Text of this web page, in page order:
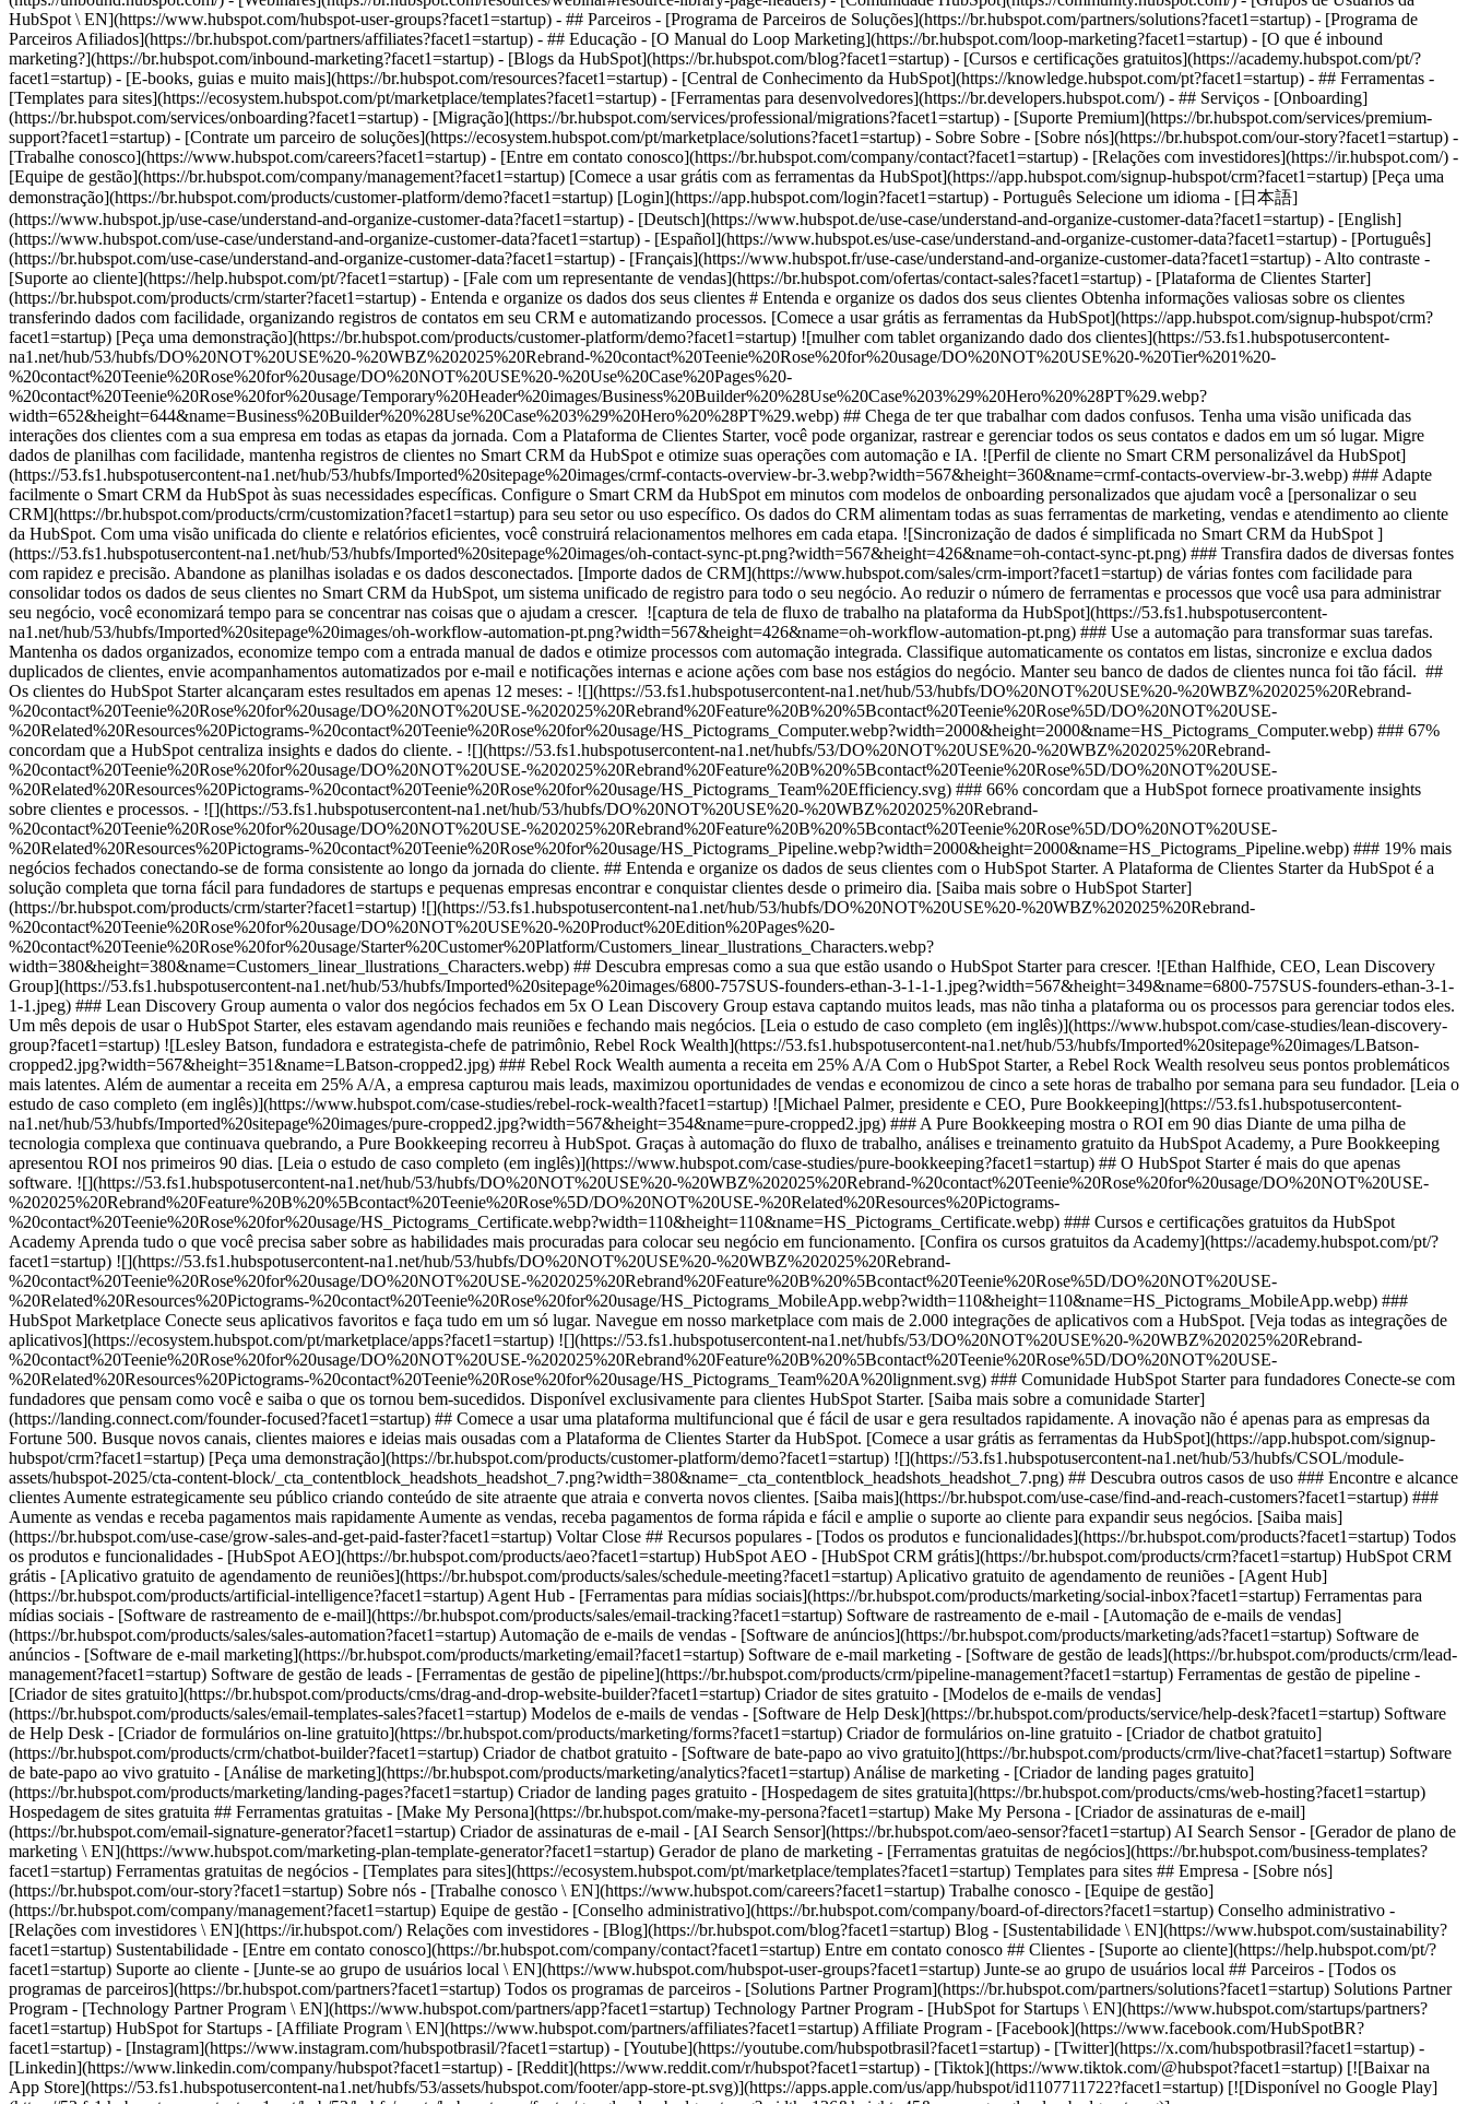
- [Plataforma de Clientes Starter](https://br.hubspot.com/products/crm/starter?facet1=startup) - Entenda e organize os dados dos seus clientes # Entenda e organize os dados dos seus clientes Obtenha informações valiosas sobre os clientes transferindo dados com facilidade, organizando registros de contatos em seu CRM e automatizando processos. [Comece a usar grátis as ferramentas da HubSpot](https://app.hubspot.com/signup-hubspot/crm?facet1=startup) [Peça uma demonstração](https://br.hubspot.com/products/customer-platform/demo?facet1=startup) ![mulher com tablet organizando dado dos clientes](https://53.fs1.hubspotusercontent-na1.net/hub/53/hubfs/DO%20NOT%20USE%20-%20WBZ%202025%20Rebrand-%20contact%20Teenie%20Rose%20for%20usage/DO%20NOT%20USE%20-%20Tier%201%20-%20contact%20Teenie%20Rose%20for%20usage/DO%20NOT%20USE%20-%20Use%20Case%20Pages%20-%20contact%20Teenie%20Rose%20for%20usage/Temporary%20Header%20images/Business%20Builder%20%28Use%20Case%203%29%20Hero%20%28PT%29.webp?width=652&height=644&name=Business%20Builder%20%28Use%20Case%203%29%20Hero%20%28PT%29.webp) ## Chega de ter que trabalhar com dados confusos. Tenha uma visão unificada das interações dos clientes com a sua empresa em todas as etapas da jornada. Com a Plataforma de Clientes Starter, você pode organizar, rastrear e gerenciar todos os seus contatos e dados em um só lugar. Migre dados de planilhas com facilidade, mantenha registros de clientes no Smart CRM da HubSpot e otimize suas operações com automação e IA. ![Perfil de cliente no Smart CRM personalizável da HubSpot](https://53.fs1.hubspotusercontent-na1.net/hub/53/hubfs/Imported%20sitepage%20images/crmf-contacts-overview-br-3.webp?width=567&height=360&name=crmf-contacts-overview-br-3.webp) ### Adapte facilmente o Smart CRM da HubSpot às suas necessidades específicas. Configure o Smart CRM da HubSpot em minutos com modelos de onboarding personalizados que ajudam você a [personalizar o seu CRM](https://br.hubspot.com/products/crm/customization?facet1=startup) para seu setor ou uso específico. Os dados do CRM alimentam todas as suas ferramentas de marketing, vendas e atendimento ao cliente da HubSpot. Com uma visão unificada do cliente e relatórios eficientes, você construirá relacionamentos melhores em cada etapa. ![Sincronização de dados é simplificada no Smart CRM da HubSpot ](https://53.fs1.hubspotusercontent-na1.net/hub/53/hubfs/Imported%20sitepage%20images/oh-contact-sync-pt.png?width=567&height=426&name=oh-contact-sync-pt.png) ### Transfira dados de diversas fontes com rapidez e precisão. Abandone as planilhas isoladas e os dados desconectados. [Importe dados de CRM](https://www.hubspot.com/sales/crm-import?facet1=startup) de várias fontes com facilidade para consolidar todos os dados de seus clientes no Smart CRM da HubSpot, um sistema unificado de registro para todo o seu negócio. Ao reduzir o número de ferramentas e processos que você usa para administrar seu negócio, você economizará tempo para se concentrar nas coisas que o ajudam a crescer. ![captura de tela de fluxo de trabalho na plataforma da HubSpot](https://53.fs1.hubspotusercontent-na1.net/hub/53/hubfs/Imported%20sitepage%20images/oh-workflow-automation-pt.png?width=567&height=426&name=oh-workflow-automation-pt.png) ### Use a automação para transformar suas tarefas. Mantenha os dados organizados, economize tempo com a entrada manual de dados e otimize processos com automação integrada. Classifique automaticamente os contatos em listas, sincronize e exclua dados duplicados de clientes, envie acompanhamentos automatizados por e-mail e notificações internas e acione ações com base nos estágios do negócio. Manter seu banco de dados de clientes nunca foi tão fácil. ## Os clientes do HubSpot Starter alcançaram estes resultados em apenas 12 meses: - ![](https://53.fs1.hubspotusercontent-na1.net/hub/53/hubfs/DO%20NOT%20USE%20-%20WBZ%202025%20Rebrand-%20contact%20Teenie%20Rose%20for%20usage/DO%20NOT%20USE-%202025%20Rebrand%20Feature%20B%20%5Bcontact%20Teenie%20Rose%5D/DO%20NOT%20USE-%20Related%20Resources%20Pictograms-%20contact%20Teenie%20Rose%20for%20usage/HS_Pictograms_Computer.webp?width=2000&height=2000&name=HS_Pictograms_Computer.webp) ### 67% concordam que a HubSpot centraliza insights e dados do cliente. - ![](https://53.fs1.hubspotusercontent-na1.net/hubfs/53/DO%20NOT%20USE%20-%20WBZ%202025%20Rebrand-%20contact%20Teenie%20Rose%20for%20usage/DO%20NOT%20USE-%202025%20Rebrand%20Feature%20B%20%5Bcontact%20Teenie%20Rose%5D/DO%20NOT%20USE-%20Related%20Resources%20Pictograms-%20contact%20Teenie%20Rose%20for%20usage/HS_Pictograms_Team%20Efficiency.svg) ### 66% concordam que a HubSpot fornece proativamente insights sobre clientes e processos. - ![](https://53.fs1.hubspotusercontent-na1.net/hub/53/hubfs/DO%20NOT%20USE%20-%20WBZ%202025%20Rebrand-%20contact%20Teenie%20Rose%20for%20usage/DO%20NOT%20USE-%202025%20Rebrand%20Feature%20B%20%5Bcontact%20Teenie%20Rose%5D/DO%20NOT%20USE-%20Related%20Resources%20Pictograms-%20contact%20Teenie%20Rose%20for%20usage/HS_Pictograms_Pipeline.webp?width=2000&height=2000&name=HS_Pictograms_Pipeline.webp) ### 19% mais negócios fechados conectando-se de forma consistente ao longo da jornada do cliente. ## Entenda e organize os dados de seus clientes com o HubSpot Starter. A Plataforma de Clientes Starter da HubSpot é a solução completa que torna fácil para fundadores de startups e pequenas empresas encontrar e conquistar clientes desde o primeiro dia. [Saiba mais sobre o HubSpot Starter](https://br.hubspot.com/products/crm/starter?facet1=startup) ![](https://53.fs1.hubspotusercontent-na1.net/hub/53/hubfs/DO%20NOT%20USE%20-%20WBZ%202025%20Rebrand-%20contact%20Teenie%20Rose%20for%20usage/DO%20NOT%20USE%20-%20Product%20Edition%20Pages%20-%20contact%20Teenie%20Rose%20for%20usage/Starter%20Customer%20Platform/Customers_linear_llustrations_Characters.webp?width=380&height=380&name=Customers_linear_llustrations_Characters.webp) ## Descubra empresas como a sua que estão usando o HubSpot Starter para crescer. ![Ethan Halfhide, CEO, Lean Discovery Group](https://53.fs1.hubspotusercontent-na1.net/hub/53/hubfs/Imported%20sitepage%20images/6800-757SUS-founders-ethan-3-1-1-1.jpeg?width=567&height=349&name=6800-757SUS-founders-ethan-3-1-1-1.jpeg) ### Lean Discovery Group aumenta o valor dos negócios fechados em 5x O Lean Discovery Group estava captando muitos leads, mas não tinha a plataforma ou os processos para gerenciar todos eles. Um mês depois de usar o HubSpot Starter, eles estavam agendando mais reuniões e fechando mais negócios. [Leia o estudo de caso completo (em inglês)](https://www.hubspot.com/case-studies/lean-discovery-group?facet1=startup) ![Lesley Batson, fundadora e estrategista-chefe de patrimônio, Rebel Rock Wealth](https://53.fs1.hubspotusercontent-na1.net/hub/53/hubfs/Imported%20sitepage%20images/LBatson-cropped2.jpg?width=567&height=351&name=LBatson-cropped2.jpg) ### Rebel Rock Wealth aumenta a receita em 25% A/A Com o HubSpot Starter, a Rebel Rock Wealth resolveu seus pontos problemáticos mais latentes. Além de aumentar a receita em 25% A/A, a empresa capturou mais leads, maximizou oportunidades de vendas e economizou de cinco a sete horas de trabalho por semana para seu fundador. [Leia o estudo de caso completo (em inglês)](https://www.hubspot.com/case-studies/rebel-rock-wealth?facet1=startup) ![Michael Palmer, presidente e CEO, Pure Bookkeeping](https://53.fs1.hubspotusercontent-na1.net/hub/53/hubfs/Imported%20sitepage%20images/pure-cropped2.jpg?width=567&height=354&name=pure-cropped2.jpg) ### A Pure Bookkeeping mostra o ROI em 90 dias Diante de uma pilha de tecnologia complexa que continuava quebrando, a Pure Bookkeeping recorreu à HubSpot. Graças à automação do fluxo de trabalho, análises e treinamento gratuito da HubSpot Academy, a Pure Bookkeeping apresentou ROI nos primeiros 90 dias. [Leia o estudo de caso completo (em inglês)](https://www.hubspot.com/case-studies/pure-bookkeeping?facet1=startup) ## O HubSpot Starter é mais do que apenas software. ![](https://53.fs1.hubspotusercontent-na1.net/hub/53/hubfs/DO%20NOT%20USE%20-%20WBZ%202025%20Rebrand-%20contact%20Teenie%20Rose%20for%20usage/DO%20NOT%20USE-%202025%20Rebrand%20Feature%20B%20%5Bcontact%20Teenie%20Rose%5D/DO%20NOT%20USE-%20Related%20Resources%20Pictograms-%20contact%20Teenie%20Rose%20for%20usage/HS_Pictograms_Certificate.webp?width=110&height=110&name=HS_Pictograms_Certificate.webp) ### Cursos e certificações gratuitos da HubSpot Academy Aprenda tudo o que você precisa saber sobre as habilidades mais procuradas para colocar seu negócio em funcionamento. [Confira os cursos gratuitos da Academy](https://academy.hubspot.com/pt/?facet1=startup) ![](https://53.fs1.hubspotusercontent-na1.net/hub/53/hubfs/DO%20NOT%20USE%20-%20WBZ%202025%20Rebrand-%20contact%20Teenie%20Rose%20for%20usage/DO%20NOT%20USE-%202025%20Rebrand%20Feature%20B%20%5Bcontact%20Teenie%20Rose%5D/DO%20NOT%20USE-%20Related%20Resources%20Pictograms-%20contact%20Teenie%20Rose%20for%20usage/HS_Pictograms_MobileApp.webp?width=110&height=110&name=HS_Pictograms_MobileApp.webp) ### HubSpot Marketplace Conecte seus aplicativos favoritos e faça tudo em um só lugar. Navegue em nosso marketplace com mais de 2.000 integrações de aplicativos com a HubSpot. [Veja todas as integrações de aplicativos](https://ecosystem.hubspot.com/pt/marketplace/apps?facet1=startup) ![](https://53.fs1.hubspotusercontent-na1.net/hubfs/53/DO%20NOT%20USE%20-%20WBZ%202025%20Rebrand-%20contact%20Teenie%20Rose%20for%20usage/DO%20NOT%20USE-%202025%20Rebrand%20Feature%20B%20%5Bcontact%20Teenie%20Rose%5D/DO%20NOT%20USE-%20Related%20Resources%20Pictograms-%20contact%20Teenie%20Rose%20for%20usage/HS_Pictograms_Team%20A%20lignment.svg) ### Comunidade HubSpot Starter para fundadores Conecte-se com fundadores que pensam como você e saiba o que os tornou bem-sucedidos. Disponível exclusivamente para clientes HubSpot Starter. [Saiba mais
- [Facebook](https://www.facebook.com/HubSpotBR?
facet1=startup) - [Instagram](https://www.instagram.com/hubspotbrasil/?facet1=startup) - [Youtube](https://youtube.com/hubspotbrasil?facet1=startup) - [Twitter](https://x.com/hubspotbrasil?facet1=startup) -
[Linkedin](https://www.linkedin.com/company/hubspot?facet1=startup) - [Reddit](https://www.reddit.com/r/hubspot?facet1=startup) - [Tiktok](https://www.tiktok.com/@hubspot?facet1=startup) [![Baixar na
App Store](https://53.fs1.hubspotusercontent-na1.net/hubfs/53/assets/hubspot.com/footer/app-store-pt.svg)](https://apps.apple.com/us/app/hubspot/id1107711722?facet1=startup) [![Disponível no Google Play]